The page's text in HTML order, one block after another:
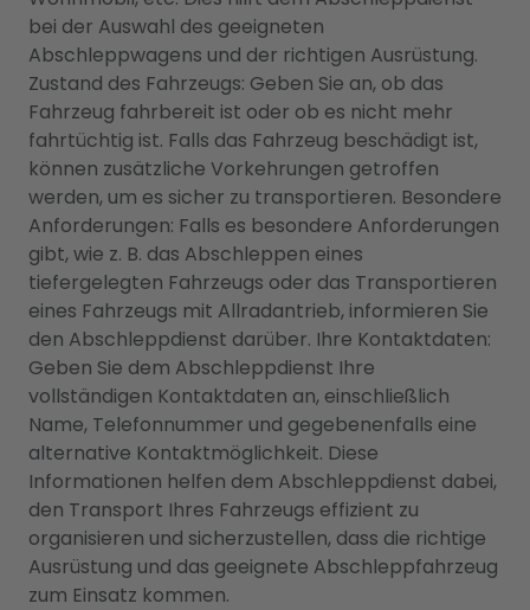
bei der Auswahl des geeigneten
Abschleppwagens und der richtigen Ausrüstung.
Zustand des Fahrzeugs: Geben Sie an, ob das
Fahrzeug fahrbereit ist oder ob es nicht mehr
fahrtüchtig ist. Falls das Fahrzeug beschädigt ist,
können zusätzliche Vorkehrungen getroffen
werden, um es sicher zu transportieren. Besondere
Anforderungen: Falls es besondere Anforderungen
gibt, wie z. B. das Abschleppen eines
tiefergelegten Fahrzeugs oder das Transportieren
eines Fahrzeugs mit Allradantrieb, informieren Sie
den Abschleppdienst darüber. Ihre Kontaktdaten:
Geben Sie dem Abschleppdienst Ihre
vollständigen Kontaktdaten an, einschließlich
Name, Telefonnummer und gegebenenfalls eine
alternative Kontaktmöglichkeit. Diese
Informationen helfen dem Abschleppdienst dabei,
den Transport Ihres Fahrzeugs effizient zu
organisieren und sicherzustellen, dass die richtige
Ausrüstung und das geeignete Abschleppfahrzeug
zum Einsatz kommen.